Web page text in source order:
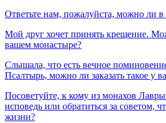
Ответьте нам, пожалуйста, можно ли в
Мой друг хочет принять крещение.
вашем монастыре?
Слышала, что есть вечное
Псалтырь, можно ли заказать такое у
Посоветуйте, к кому из монахов
исповедь или обратиться за советом,
жизни?